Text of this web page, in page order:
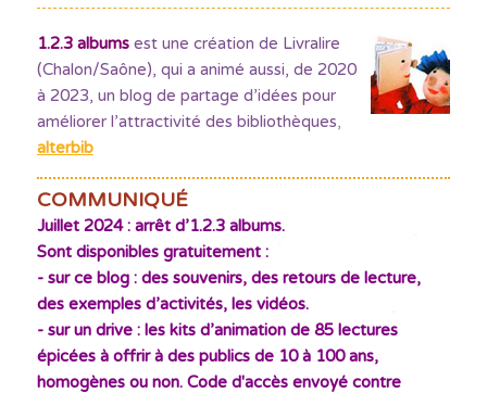
1.2.3 albumsest une création de Livralire
(Chalon/Saône), qui a animé aussi, de 2020
à 2023, un blog de partage d’idées pour
améliorer l’attractivité des bibliothèques,
alterbib
COMMUNIQUÉ
Juillet 2024 : arrêt d’1.2.3 albums.
Sont disponibles gratuitement :
- sur ce blog : des souvenirs, des retours de lecture,
des exemples d’activités, les vidéos.
- sur un drive : les kits d’animation de 85 lectures
épicées à offrir à des publics de 10 à 100 ans,
homogènes ou non. Code d'accès envoyé contre